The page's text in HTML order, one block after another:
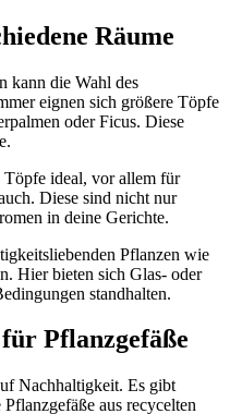
Räume
kann die Wahl des
eignen sich größere Töpfe
oder Ficus. Diese
ideal, vor allem für
Diese sind nicht nur
in deine Gerichte.
Pflanzen wie
Hier bieten sich Glas- oder
standhalten.
Pflanzgefäße
Nachhaltigkeit. Es gibt
aus recycelten